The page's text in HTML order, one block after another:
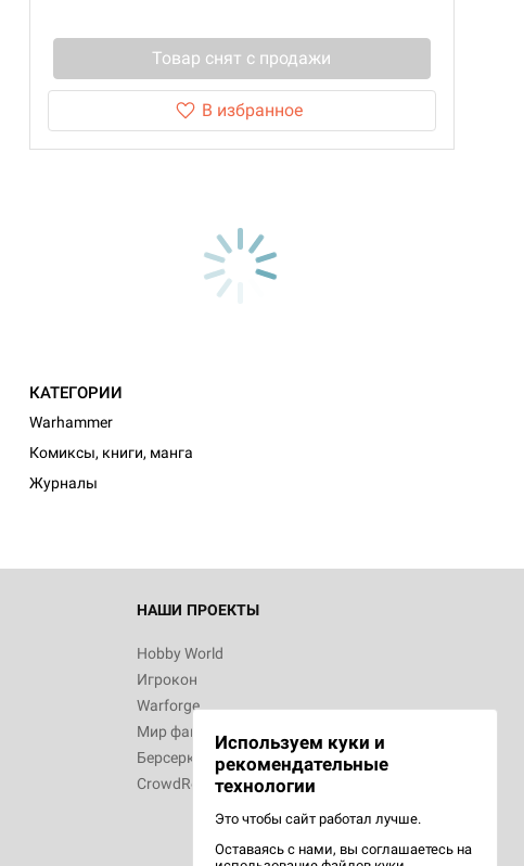
Товар снят с продажи
В избранное
КАТЕГОРИИ
Warhammer
Комиксы, книги, манга
Журналы
НАШИ ПРОЕКТЫ
Hobby World
Игрокон
Warforge
Мир фантастики
Берсерк
CrowdRepublic
Используем куки и
рекомендательные
технологии
Это чтобы сайт работал лучше.
Оставаясь с нами, вы соглашаетесь на
Берсерк.